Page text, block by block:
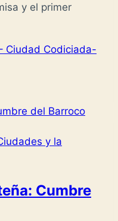
y el primer
Ciudad Codiciada-
y la
Cumbre